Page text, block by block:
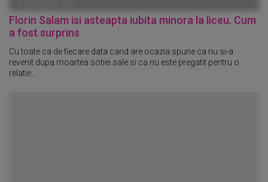
Florin Salam isi asteapta iubita minora la liceu. Cum
a fost surprins
Cu toate ca de fiecare data cand are ocazia spune ca nu si-a
revenit dupa moartea sotiei sale si ca nu este pregatit pentru o
relatie...